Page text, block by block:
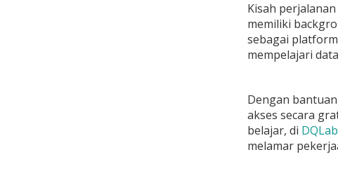
Kisah
memiliki
sebagai
mempelajari
Dengan
akses secara
belajar, di DQLab
melamar